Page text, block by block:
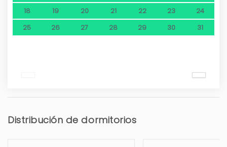
18
19 20 21 22 23
24
25
26 27 28 29 30 31
Distribución de dormitorios